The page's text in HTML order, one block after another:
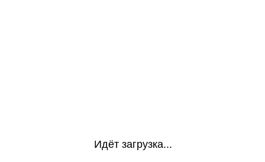
Идёт загрузка...